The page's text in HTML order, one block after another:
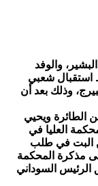
والوفد
استقبال شعبي
وذلك بعد أن
الطائرة ويحيي
العليا في
البت في طلب
مذكرة المحكمة
الرئيس السوداني